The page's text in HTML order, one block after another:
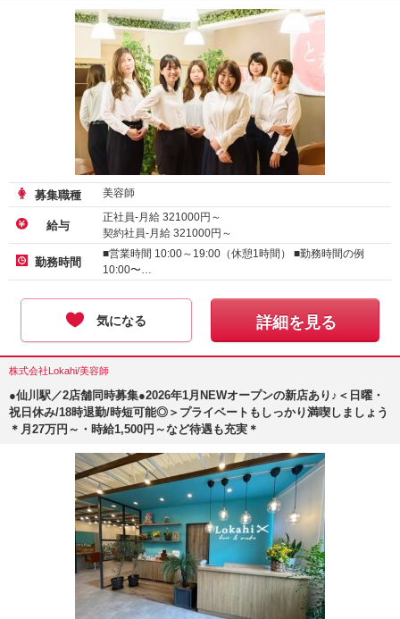
募集職種 美容師
給与
正社員-月給 321000円～
契約社員-月給 321000円～
アルバイト・パート-時給 : 1500 ～2000 円
勤務時間
■営業時間 10:00～19:00（休憩1時間） ■勤務時間の例
10:00〜…
気になる 詳細を見る
株式会社Lokahi/美容師
●仙川駅／2店舗同時募集●2026年1月NEWオープンの新店あり♪＜日曜・
祝日休み/18時退勤/時短可能◎＞プライベートもしっかり満喫しましょう
＊月27万円～・時給1,500円～など待遇も充実＊